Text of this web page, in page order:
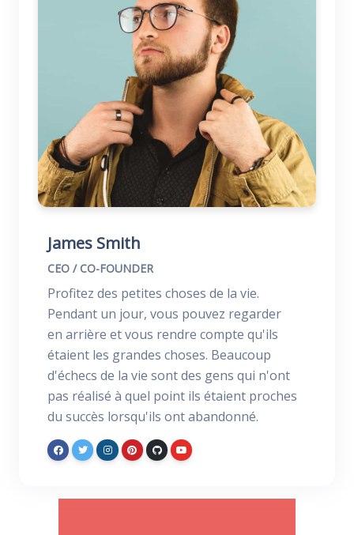
James Smith
CEO / CO-FOUNDER
Profitez des petites choses de la vie.
Pendant un jour, vous pouvez regarder
en arrière et vous rendre compte qu'ils
étaient les grandes choses. Beaucoup
d'échecs de la vie sont des gens qui n'ont
pas réalisé à quel point ils étaient proches
du succès lorsqu'ils ont abandonné.